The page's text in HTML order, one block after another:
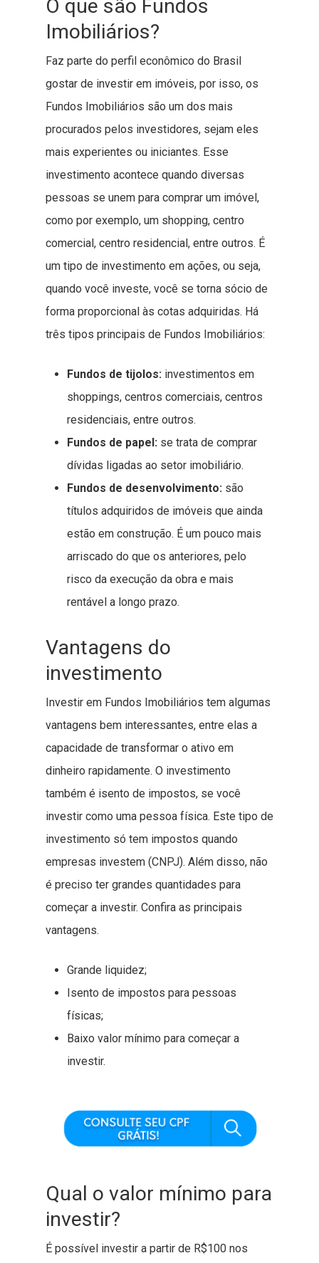
O que são Fundos
Imobiliários?
Faz parte do perfil econômico do Brasil
gostar de investir em imóveis, por isso, os
Fundos Imobiliários são um dos mais
procurados pelos investidores, sejam eles
mais experientes ou iniciantes. Esse
investimento acontece quando diversas
pessoas se unem para comprar um imóvel,
como por exemplo, um shopping, centro
comercial, centro residencial, entre outros. É
um tipo de investimento em ações, ou seja,
quando você investe, você se torna sócio de
forma proporcional às cotas adquiridas. Há
três tipos principais de Fundos Imobiliários:
Fundos de tijolos: investimentos em
shoppings, centros comerciais, centros
residenciais, entre outros.
Fundos de papel: se trata de comprar
dívidas ligadas ao setor imobiliário.
Fundos de desenvolvimento: são
títulos adquiridos de imóveis que ainda
estão em construção. É um pouco mais
arriscado do que os anteriores, pelo
risco da execução da obra e mais
rentável a longo prazo.
Vantagens do
investimento
Investir em Fundos Imobiliários tem algumas
vantagens bem interessantes, entre elas a
capacidade de transformar o ativo em
dinheiro rapidamente. O investimento
também é isento de impostos, se você
investir como uma pessoa física. Este tipo de
investimento só tem impostos quando
empresas investem (CNPJ). Além disso, não
é preciso ter grandes quantidades para
começar a investir. Confira as principais
vantagens.
Grande liquidez;
Isento de impostos para pessoas
físicas;
Baixo valor mínimo para começar a
investir.
Qual o valor mínimo para
investir?
É possível investir a partir de R$100 nos